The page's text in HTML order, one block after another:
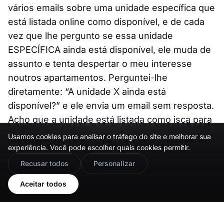
vários emails sobre uma unidade específica que
está listada online como disponível, e de cada
vez que lhe pergunto se essa unidade
ESPECÍFICA ainda está disponível, ele muda de
assunto e tenta despertar o meu interesse
noutros apartamentos. Perguntei-lhe
diretamente: “A unidade X ainda está
disponível?” e ele envia um email sem resposta.
Acho que a unidade está listada como isca para
atrair negócios, o que é certamente uma prática
comercial enganosa.
Lamento saber que se sente assim,
Usamos cookies para analisar o tráfego do site e melhorar sua
experiência. Você pode escolher quais cookies permitir.
Recusar todos
Personalizar
Aceitar todos
🇬🇧 Would you prefer this site in English?
View in English